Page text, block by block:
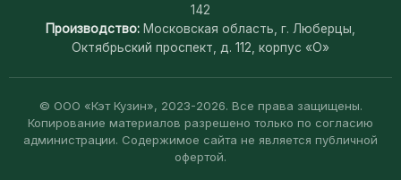
142
Производство: Московская область, г. Люберцы,
Октябрьский проспект, д. 112, корпус «О»
© ООО «Кэт Кузин», 2023-2026. Все права защищены.
Копирование материалов разрешено только по согласию
администрации. Содержимое сайта не является публичной
офертой.